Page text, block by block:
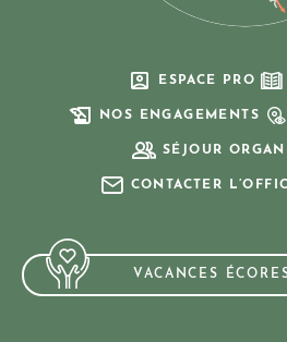
ESPACE PRO
NOS ENGAGEMENTS
SÉJOUR
CONTACTER
VACANCES